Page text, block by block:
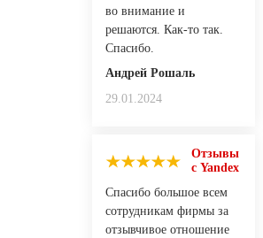
во внимание и
решаются. Как-то так.
Спасибо.
Андрей Рошаль
29.01.2024
Отзывы
с Yandex
Спасибо большое всем
сотрудникам фирмы за
отзывчивое отношение